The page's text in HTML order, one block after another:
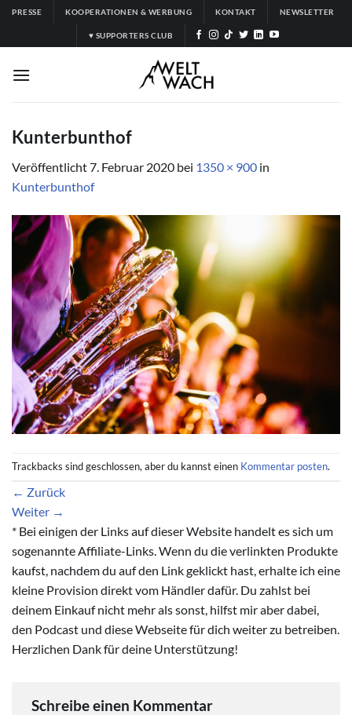
Zum
springen
PRESSE KOOPERATIONEN & WERBUNG KONTAKT NEWSLETTER
♥ SUPPORTERS CLUB
Kunterbunthof
Veröffentlicht7. Februar 2020 bei 1350 × 900 in
Kunterbunthof
Trackbacks sind geschlossen, aber du kannst einen Kommentar posten.
← Zurück
Weiter →
* Bei einigen der Links auf dieser Website handelt es sich um
sogenannte Affiliate-Links. Wenn du die verlinkten Produkte
kaufst, nachdem du auf den Link geklickt hast, erhalte ich eine
kleine Provision direkt vom Händler dafür. Du zahlst bei
deinem Einkauf nicht mehr als sonst, hilfst mir aber dabei,
den Podcast und diese Webseite für dich weiter zu betreiben.
Herzlichen Dank für deine Unterstützung!
Schreibe einen Kommentar